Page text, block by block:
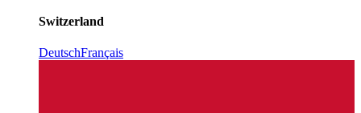
Switzerland
DeutschFrançais